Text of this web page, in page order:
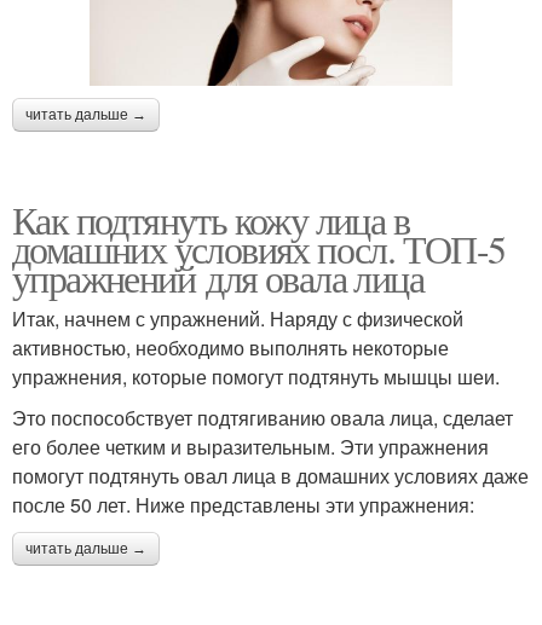
читать дальше →
Как подтянуть кожу лица в
домашних условиях посл. ТОП-5
упражнений для овала лица
Итак, начнем с упражнений. Наряду с физической
активностью, необходимо выполнять некоторые
упражнения, которые помогут подтянуть мышцы шеи.
Это поспособствует подтягиванию овала лица, сделает
его более четким и выразительным. Эти упражнения
помогут подтянуть овал лица в домашних условиях даже
после 50 лет. Ниже представлены эти упражнения:
читать дальше →